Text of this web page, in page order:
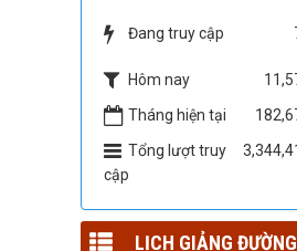
Đang truy cập
Hôm nay
Tháng hiện tại
Tổng lượt truy
cập
LỊCH GIẢNG ĐƯỜNG